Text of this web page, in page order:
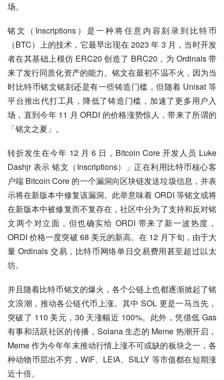
场。
铭文（Inscriptions）是一种将任意内容刻录到比特币
（BTC）上的技术，它最早出现在 2023 年 3 月，当时开发
者在其基础上模仿 ERC20 创造了 BRC20，为 Ordinals 带
来了发行同质化资产的能力。铭文在最初不温不火，因为当
时比特币铭文铭刻还是有一些铸造门槛，但随着 Unisat 等
平台推出代打工具，降低了铸造门槛，加速了更多用户入
场，直到今年 11 月 ORDI 的价格涨势惊人，带来了所谓的
「铭文之夏」。
转折发生在今年 12 月 6 日，Bitcoin Core 开发人员 Luke
Dashjr 表示 铭文（Inscriptions）」正在利用比特币核心客
户端 Bitcoin Core 的一个漏洞向区块链发送垃圾信息，并表
示将在新版本中修复该漏洞。此举意味着 ORDI 等铭文或将
在新版本中被修复而不复存在，社区中分为了支持和反对铭
文两个对立面，但也确实给 ORDI 带来了新一波热度，
ORDI 价格一度突破 68 美元的新高。在 12 月下旬，由于大
量 Ordinals 交易，比特币网络单日交易费用甚至超过以太
坊。
并且随着比特币铭文的爆火，各个公链上也都逐渐掀起了铭
文浪潮，推动各公链代币上涨。其中 SOL 更是一马当先，
突破了 110 美元，30 天涨幅近 100%。此外，凭借低 Gas
有事和活跃社区的传播，Solana 生态的 Meme 热潮开启，
Meme 作为今年年末推动行情上涨不可或缺的板块之一，各
种动物币层出不穷，WIF、LEIA、SILLY 等市值都在短期涨
近十倍。